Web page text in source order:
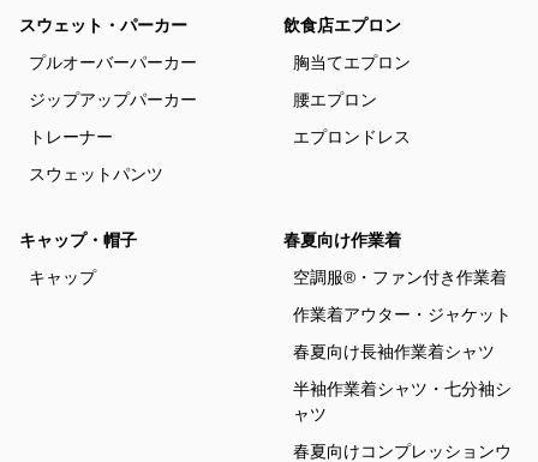
スウェット・パーカー
プルオーバーパーカー
ジップアップパーカー
トレーナー
スウェットパンツ
飲食店エプロン
胸当てエプロン
腰エプロン
エプロンドレス
キャップ・帽子
キャップ
春夏向け作業着
空調服®・ファン付き作業着
作業着アウター・ジャケット
春夏向け長袖作業着シャツ
半袖作業着シャツ・七分袖シ
ャツ
春夏向けコンプレッションウ